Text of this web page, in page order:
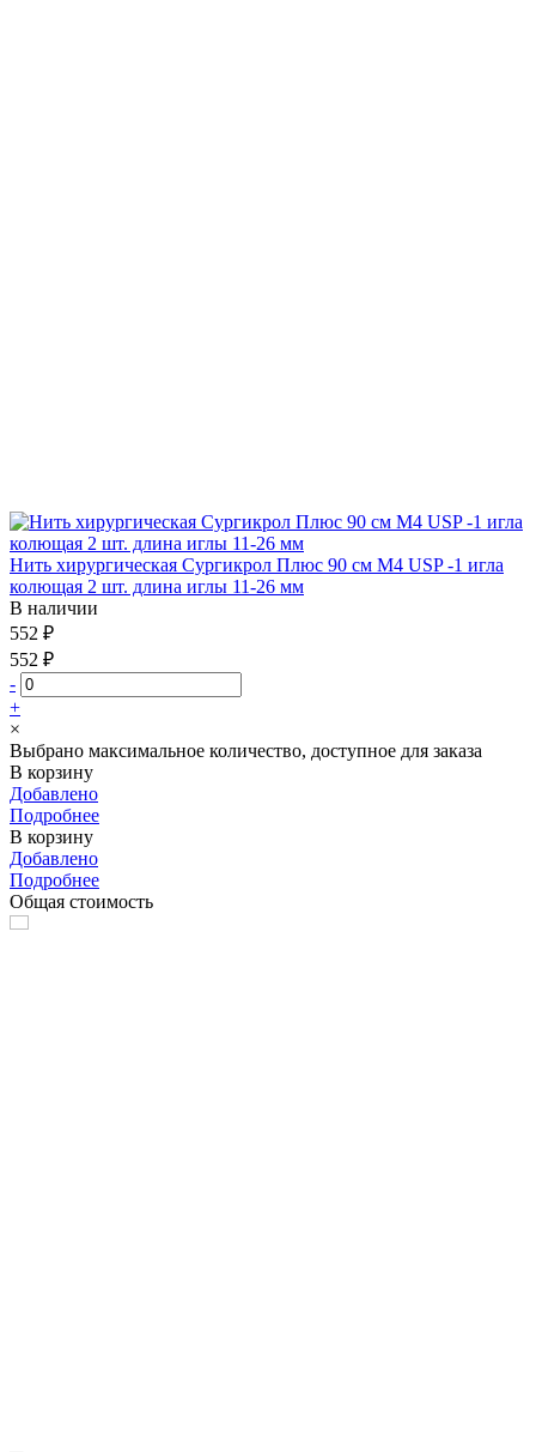
Нить хирургическая Сургикрол Плюс 90 см М4 USP -1 игла
колющая 2 шт. длина иглы 11-26 мм
В наличии
552 ₽
552 ₽
-
+
×
Выбрано максимальное количество, доступное для заказа
В корзину
Добавлено
Подробнее
В корзину
Добавлено
Подробнее
Общая стоимость